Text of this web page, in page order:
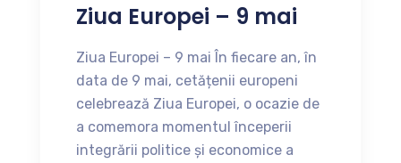
Ziua Europei – 9 mai
Ziua Europei – 9 mai În fiecare an, în
data de 9 mai, cetățenii europeni
celebrează Ziua Europei, o ocazie de
a comemora momentul începerii
integrării politice și economice a